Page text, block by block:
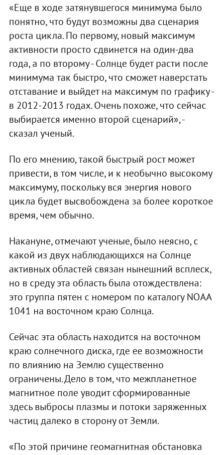
«Еще в ходе затянувшегося минимума было
понятно, что будут возможны два сценария
роста цикла. По первому, новый максимум
активности просто сдвинется на один-два
года, а по второму - Солнце будет расти после
минимума так быстро, что сможет наверстать
отставание и выйдет на максимум по графику -
в 2012-2013 годах. Очень похоже, что сейчас
выбирается именно второй сценарий», -
сказал ученый.
По его мнению, такой быстрый рост может
привести, в том числе, и к необычно высокому
максимуму, поскольку вся энергия нового
цикла будет высвобождена за более короткое
время, чем обычно.
Накануне, отмечают ученые, было неясно, с
какой из двух наблюдающихся на Солнце
активных областей связан нынешний всплеск,
но в среду эта область была отождествлена:
это группа пятен с номером по каталогу NOAA
1041 на восточном краю Солнца.
Сейчас эта область находится на восточном
краю солнечного диска, где ее возможности
по влиянию на Землю существенно
ограничены. Дело в том, что межпланетное
магнитное поле уводит сформированные
здесь выбросы плазмы и потоки заряженных
частиц далеко в сторону от Земли.
«По этой причине геомагнитная обстановка